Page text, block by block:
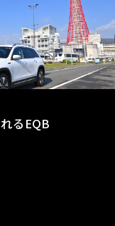
るEQB